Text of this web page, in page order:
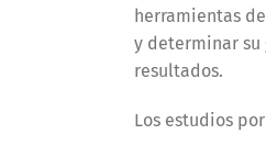
herramientas
y determinar su
resultados.
Los estudios